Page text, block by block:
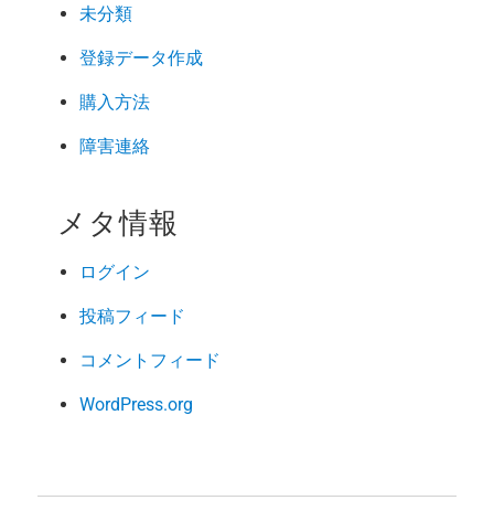
未分類
登録データ作成
購入方法
障害連絡
メタ情報
ログイン
投稿フィード
コメントフィード
WordPress.org